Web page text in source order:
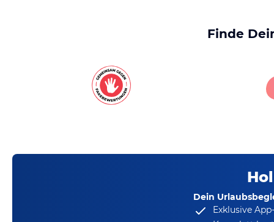
Finde
Dein
Exklusive